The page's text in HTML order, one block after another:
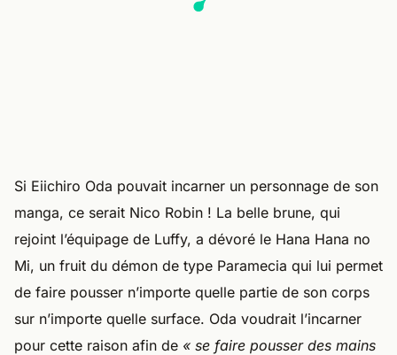
Si Eiichiro Oda pouvait incarner un personnage de son
manga, ce serait Nico Robin ! La belle brune, qui
rejoint l’équipage de Luffy, a dévoré le Hana Hana no
Mi, un fruit du démon de type Paramecia qui lui permet
de faire pousser n’importe quelle partie de son corps
sur n’importe quelle surface. Oda voudrait l’incarner
pour cette raison afin de « se faire pousser des mains